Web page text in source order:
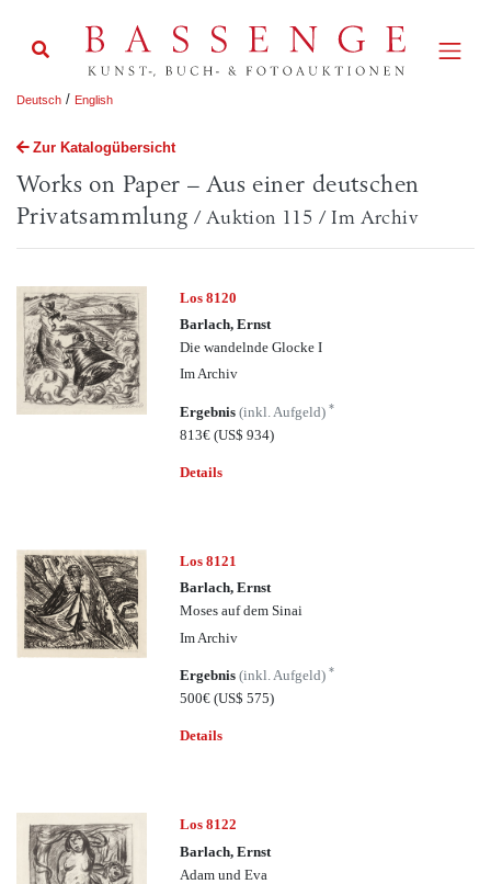
Deutsch / English
Zur Katalogübersicht
Works on Paper – Aus einer deutschen
Privatsammlung / Auktion 115 / Im Archiv
Los 8120
Barlach, Ernst
Die wandelnde Glocke I
Im Archiv
Ergebnis(inkl. Aufgeld)*
813€(US$ 934)
Details
Los 8121
Barlach, Ernst
Moses auf dem Sinai
Im Archiv
Ergebnis(inkl. Aufgeld)*
500€(US$ 575)
Details
Los 8122
Barlach, Ernst
Adam und Eva